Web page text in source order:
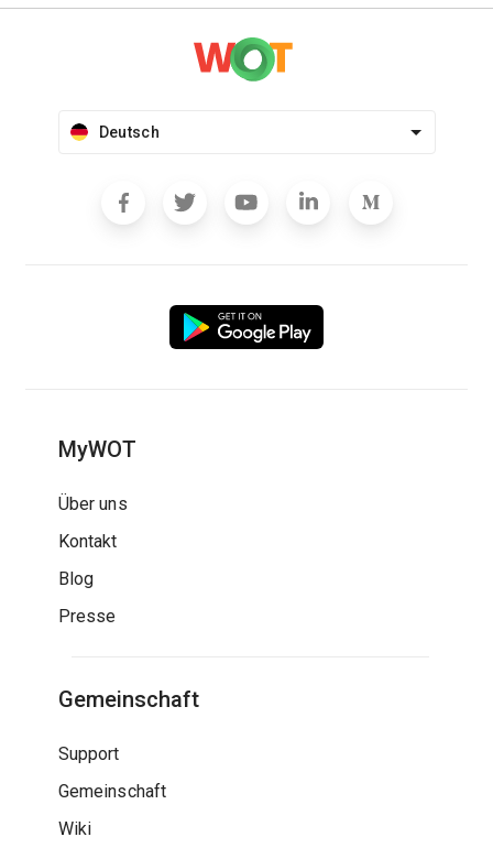
Deutsch
MyWOT
Über uns
Kontakt
Blog
Presse
Gemeinschaft
Support
Gemeinschaft
Wiki